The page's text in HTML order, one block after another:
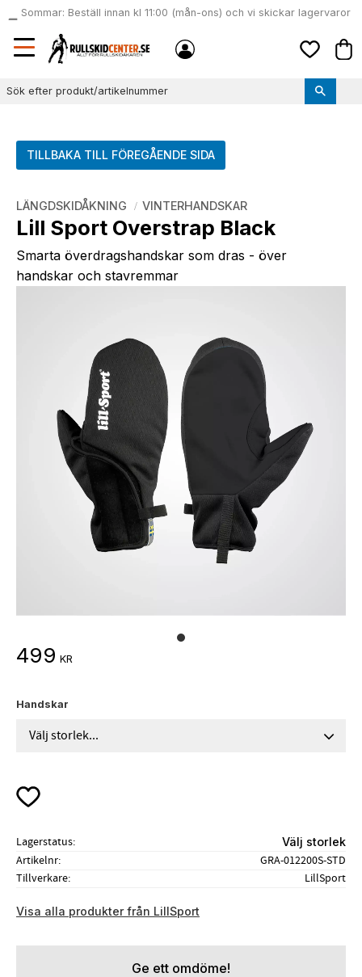
Meny
local_shipping
Sommar: Beställ innan kl 11:00 (mån-ons) och vi skickar lagervaror
samma dag
TILLBAKA TILL FÖREGÅENDE SIDA
LÄNGDSKIDÅKNING VINTERHANDSKAR
Lill Sport Overstrap Black
Smarta överdragshandskar som dras - över
handskar och stavremmar
499 KR
Handskar
Lägg till i favoriter
Lagerstatus Välj storlek
Artikelnr
GRA-012200S-STD
Tillverkare
LillSport
Visa alla produkter från LillSport
Ge ett omdöme!